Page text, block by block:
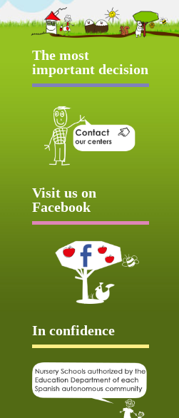
The most
important decision
Visit us on
Facebook
In confidence